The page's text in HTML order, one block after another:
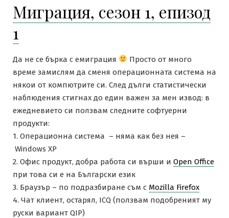
Миграция, сезон 1, епизод
1
Да не се бърка с емиграция
Просто от много
време замислям да сменя операционната система на
някои от компютрите си. След дълги статистически
наблюдения стигнах до един важен за мен извод: в
ежедневието си ползвам следните софтуерни
продукти:
1. Операционна система – няма как без нея –
Windows XP
2. Офис продукт, добра работа си върши и Open Office
при това си е на Български език
3. Браузър – по подразбиране съм с Mozilla Firefox
4. Чат клиент, остарял, ICQ (ползвам подобреният му
руски вариант QIP)